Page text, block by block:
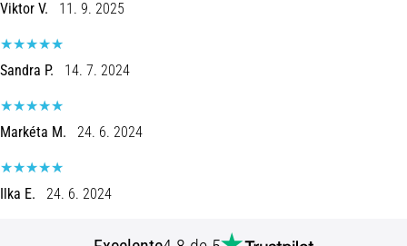
O
que
e
como
são
Na
prática,
Viktor V. 11. 9. 2025
Sandra P. 14. 7. 2024
Markéta M. 24. 6. 2024
Ilka E. 24. 6. 2024